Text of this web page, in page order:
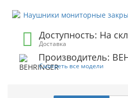
Доступность: На
Доставка
Производитель:
Смотреть все модели